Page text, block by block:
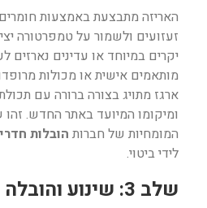
האריזה מתבצעת באמצעות
זעזועים ולשמור על טמפרטורה
יקרים במיוחד או עדינים נארזים
מותאמים אישית או מכולות
ארגז מתויג בצורה ברורה עם
ומיקומו המיועד באתר החדש.
המומחיות של חברות הובלות
לידי ביטוי.
שלב 3: שינוע והובלה